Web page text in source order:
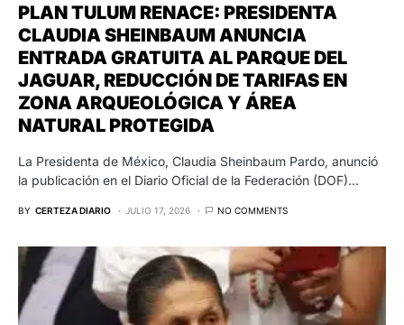
PLAN TULUM RENACE: PRESIDENTA
CLAUDIA SHEINBAUM ANUNCIA
ENTRADA GRATUITA AL PARQUE DEL
JAGUAR, REDUCCIÓN DE TARIFAS EN
ZONA ARQUEOLÓGICA Y ÁREA
NATURAL PROTEGIDA
La Presidenta de México, Claudia Sheinbaum Pardo, anunció
la publicación en el Diario Oficial de la Federación (DOF)…
BY CERTEZA DIARIO JULIO 17, 2026 NO COMMENTS